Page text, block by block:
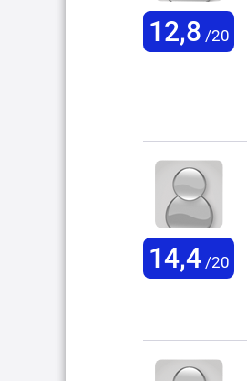
12,8 /20
14,4/20